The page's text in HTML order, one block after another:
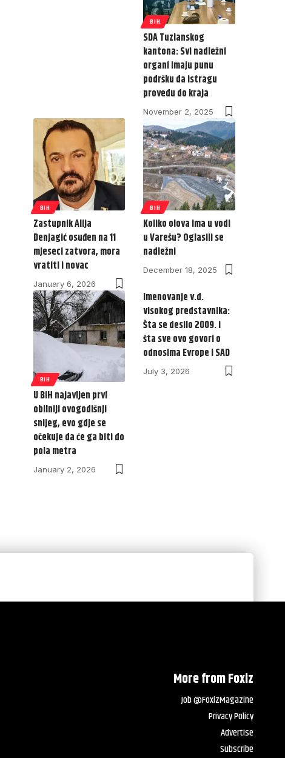
BIH
SDA Tuzlanskog
kantona: Svi nadležni
organi imaju punu
podršku da istragu
provedu do kraja
November 2, 2025
BIH
Zastupnik Alija
Denjagić osuđen na 11
mjeseci zatvora, mora
vratiti i novac
January 6, 2026
BIH
Koliko olova ima u vodi
u Varešu? Oglasili se
nadležni
December 18, 2025
BIH
U BiH najavljen prvi
obilniji ovogodišnji
snijeg, evo gdje se
očekuje da će ga biti do
pola metra
January 2, 2026
Imenovanje v.d.
visokog predstavnika:
Šta se desilo 2009. i
šta sve ovo govori o
odnosima Evrope i SAD
July 3, 2026
More from Foxiz
Job @FoxizMagazine
Privacy Policy
Advertise
Subscribe